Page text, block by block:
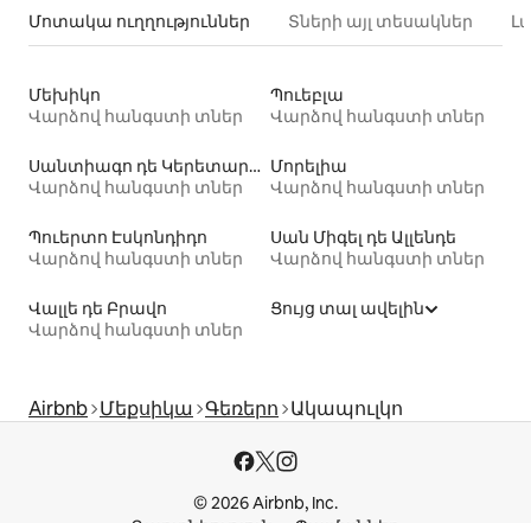
Մոտակա ուղղություններ Տների այլ տեսակներ
Մեխիկո
Վարձով հանգստի տներ
Պուեբլա
Վարձով հանգստի տներ
Սանտիագո դե Կերետարո
Վարձով հանգստի տներ
Մորելիա
Վարձով հանգստի տներ
Պուերտո Էսկոնդիդո
Վարձով հանգստի տներ
Սան Միգել դե Ալլենդե
Վարձով հանգստի տներ
Վալլե դե Բրավո
Վարձով հանգստի տներ
Ցույց տալ ավելին
Airbnb Մեքսիկա Գեռերո Ակապուլկո
© 2026 Airbnb, Inc.